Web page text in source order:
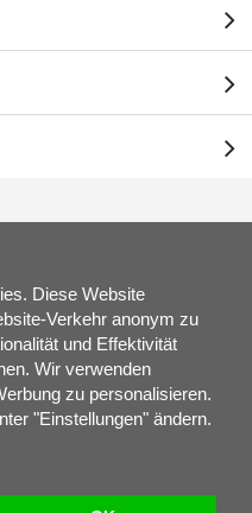
Diese Website
Verkehr anonym zu
und Effektivität
Wir verwenden
zu personalisieren.
"Einstellungen" ändern.
berät Sie gerne